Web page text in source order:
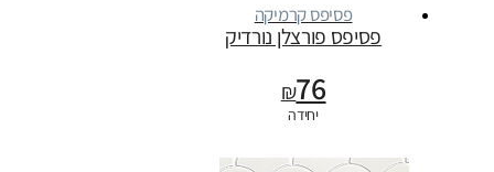
פסיפס קרמיקה
פסיפס פורצלן נורדיק
₪76
יחידה